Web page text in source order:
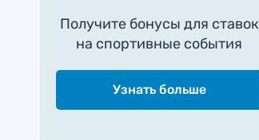
Получите бонусы для ставок
на спортивные события
Узнать больше